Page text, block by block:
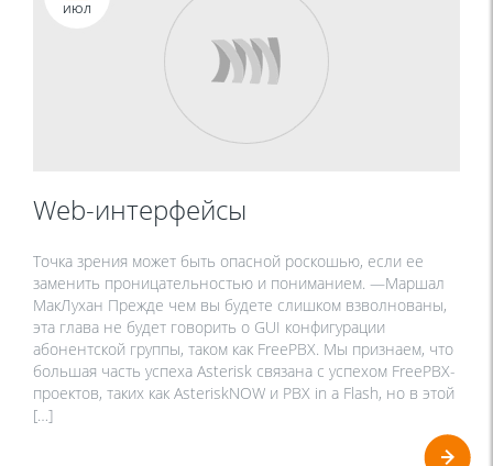
ИЮЛ
Web-интерфейсы
Точка зрения может быть опасной роскошью, если ее
заменить проницательностью и пониманием. —Маршал
МакЛухан Прежде чем вы будете слишком взволнованы,
эта глава не будет говорить о GUI конфигурации
абонентской группы, таком как FreePBX. Мы признаем, что
большая часть успеха Asterisk связана с успехом FreePBX-
проектов, таких как AsteriskNOW и PBX in a Flash, но в этой
[…]